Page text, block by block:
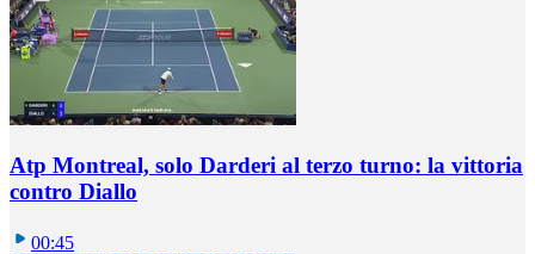
Atp Montreal, solo Darderi al terzo turno: la vittoria
contro Diallo
00:45